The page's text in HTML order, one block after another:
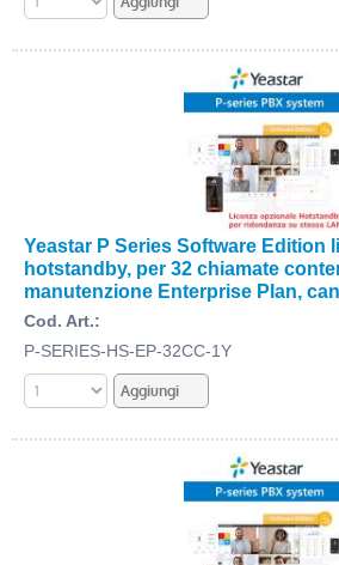
Yeastar P Series Software Edition
hotstandby, per 32 chiamate
manutenzione Enterprise Plan,
Cod. Art.:
P-SERIES-HS-EP-32CC-1Y